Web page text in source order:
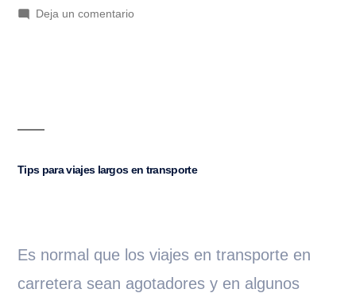
Deja un comentario
Tips para viajes largos en transporte
Es normal que los viajes en transporte en
carretera sean agotadores y en algunos